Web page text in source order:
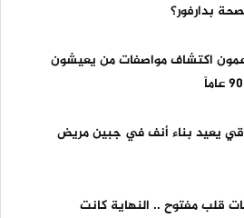
بدارفور؟
اكتشاف مواصفات من يعيشون
يعيد بناء أنف في جبين مريض
قلب مفتوح .. النهاية كانت